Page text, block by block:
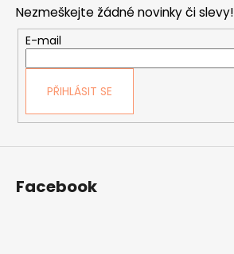
Nezmeškejte žádné novinky či slevy!
E-mail
PŘIHLÁSIT SE
Facebook